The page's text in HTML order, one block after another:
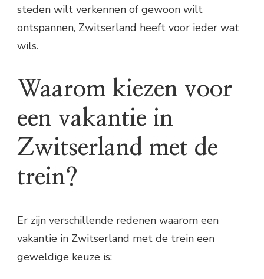
steden wilt verkennen of gewoon wilt
ontspannen, Zwitserland heeft voor ieder wat
wils.
Waarom kiezen voor
een vakantie in
Zwitserland met de
trein?
Er zijn verschillende redenen waarom een
vakantie in Zwitserland met de trein een
geweldige keuze is: